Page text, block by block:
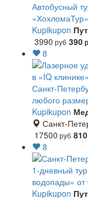
Автобусный
«ХохломаТур»
Kupikupon
3990 руб 390
8
Санкт-
любого
Kupikupon
Санкт-
17500 руб 810
8
1-дневный
водопады»
Kupikupon